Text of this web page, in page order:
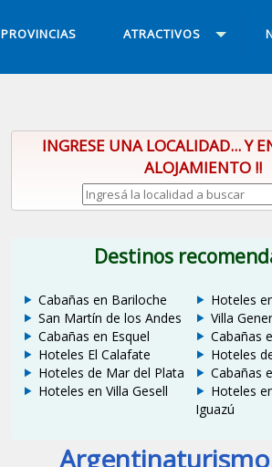
PROVINCIAS ATRACTIVOS
INGRESE UNA LOCALIDAD... Y
ALOJAMIENTO !!
Destinos
Cabañas en Bariloche
San Martín de los Andes
Cabañas en Esquel
Hoteles El Calafate
Hoteles de Mar del Plata
Hoteles en Villa Gesell
Hoteles
Villa
Cabañas
Hoteles
Cabañas
Hoteles
Iguazú